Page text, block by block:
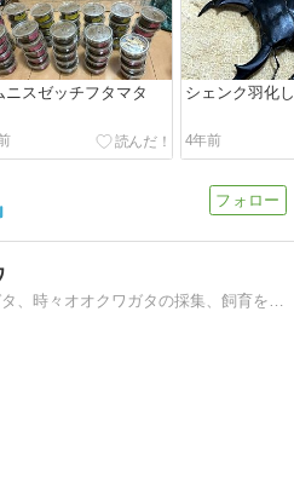
ニスゼッチフタマタ シェンク羽化
4年前
国産のカブトムシ、クワガタ、時々オオクワガタの採集、飼育をメインに子ども達と楽しく紹介しています！